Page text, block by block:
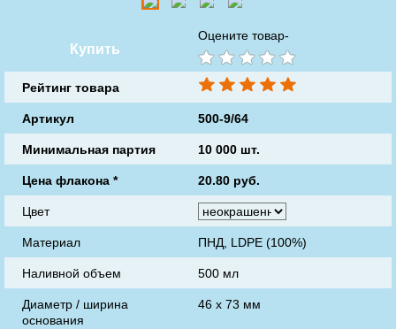
Купить
Оцените товар-
Рейтинг товара
Артикул 500-9/64
Минимальная партия 10 000 шт.
Цена флакона * 20.80 руб.
Цвет
Материал ПНД, LDPE (100%)
Наливной объем 500 мл
Диаметр / ширина
основания
46 х 73 мм